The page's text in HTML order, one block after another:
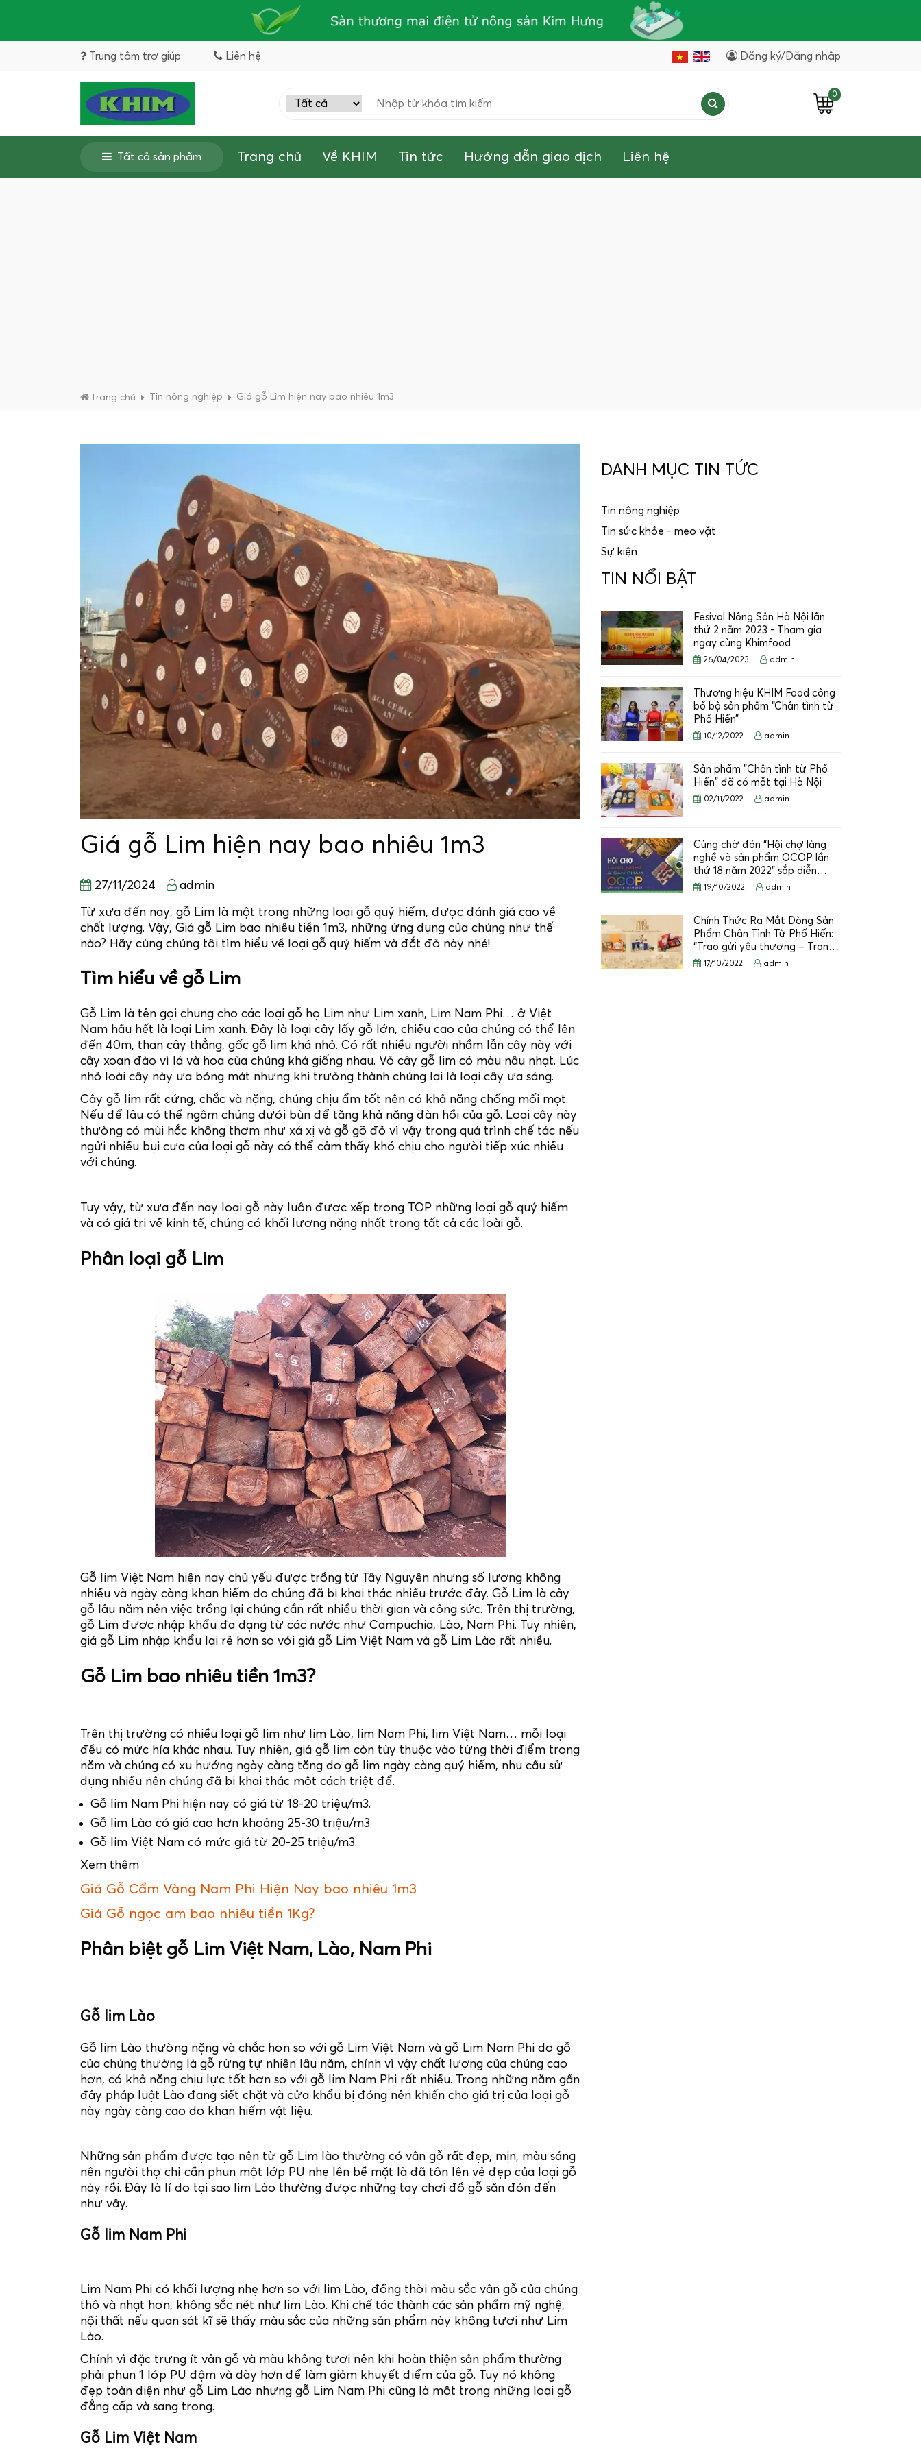
Trung tâm trợ giúp Liên hệ Đăng ký/Đăng nhập
0
Tất cả sản phẩm Trang chủ Về KHIM Tin tức Hướng dẫn giao dịch Liên hệ
Trang chủ Tin nông nghiệp Giá gỗ Lim hiện nay bao nhiêu 1m3
Giá gỗ Lim hiện nay bao nhiêu 1m3
27/11/2024 admin
Từ xưa đến nay, gỗ Lim là một trong những loại gỗ quý hiếm, được đánh giá cao về
chất lượng. Vậy, Giá gỗ Lim bao nhiêu tiền 1m3, những ứng dụng của chúng như thế
nào? Hãy cùng chúng tôi tìm hiểu về loại gỗ quý hiếm và đắt đỏ này nhé!
Tìm hiểu về gỗ Lim
Gỗ Lim là tên gọi chung cho các loại gỗ họ Lim như Lim xanh, Lim Nam Phi… ở Việt
Nam hầu hết là loại Lim xanh. Đây là loại cây lấy gỗ lớn, chiều cao của chúng có thể lên
đến 40m, than cây thẳng, gốc gỗ lim khá nhỏ. Có rất nhiều người nhầm lẫn cây này với
cây xoan đào vì lá và hoa của chúng khá giống nhau. Vỏ cây gỗ lim có màu nâu nhạt. Lúc
nhỏ loài cây này ưa bóng mát nhưng khi trưởng thành chúng lại là loại cây ưa sáng.
Cây gỗ lim rất cứng, chắc và nặng, chúng chịu ẩm tốt nên có khả năng chống mối mọt.
Nếu để lâu có thể ngâm chúng dưới bùn để tăng khả năng đàn hồi của gỗ. Loại cây này
thường có mùi hắc không thơm như xá xị và gỗ gõ đỏ vì vậy trong quá trình chế tác nếu
ngửi nhiều bụi cưa của loại gỗ này có thể cảm thấy khó chịu cho người tiếp xúc nhiều
với chúng.
Tuy vậy, từ xưa đến nay loại gỗ này luôn được xếp trong TOP những loại gỗ quý hiếm
và có giá trị về kinh tế, chúng có khối lượng nặng nhất trong tất cả các loài gỗ.
Phân loại gỗ Lim
Gỗ lim Việt Nam hiện nay chủ yếu được trồng từ Tây Nguyên nhưng số lượng không
nhiều và ngày càng khan hiếm do chúng đã bị khai thác nhiều trước đây. Gỗ Lim là cây
gỗ lâu năm nên việc trồng lại chúng cần rất nhiều thời gian và công sức. Trên thị trường,
gỗ Lim được nhập khẩu đa dạng từ các nước như Campuchia, Lào, Nam Phi. Tuy nhiên,
giá gỗ Lim nhập khẩu lại rẻ hơn so với giá gỗ Lim Việt Nam và gỗ Lim Lào rất nhiều.
Gỗ Lim bao nhiêu tiền 1m3?
Trên thị trường có nhiều loại gỗ lim như lim Lào, lim Nam Phi, lim Việt Nam… mỗi loại
đều có mức hía khác nhau. Tuy nhiên, giá gỗ lim còn tùy thuộc vào từng thời điểm trong
năm và chúng có xu hướng ngày càng tăng do gỗ lim ngày càng quý hiếm, nhu cầu sử
dụng nhiều nên chúng đã bị khai thác một cách triệt để.
Gỗ lim Nam Phi hiện nay có giá từ 18-20 triệu/m3.
Gỗ lim Lào có giá cao hơn khoảng 25-30 triệu/m3
Gỗ lim Việt Nam có mức giá từ 20-25 triệu/m3.
Xem thêm
Giá Gỗ Cẩm Vàng Nam Phi Hiện Nay bao nhiêu 1m3
Giá Gỗ ngọc am bao nhiêu tiền 1Kg?
Phân biệt gỗ Lim Việt Nam, Lào, Nam Phi
Gỗ lim Lào
Gỗ lim Lào thường nặng và chắc hơn so với gỗ Lim Việt Nam và gỗ Lim Nam Phi do gỗ
của chúng thường là gỗ rừng tự nhiên lâu năm, chính vì vậy chất lượng của chúng cao
hơn, có khả năng chịu lực tốt hơn so với gỗ lim Nam Phi rất nhiều. Trong những năm gần
đây pháp luật Lào đang siết chặt và cửa khẩu bị đóng nên khiến cho giá trị của loại gỗ
này ngày càng cao do khan hiếm vật liệu.
Những sản phẩm được tạo nên từ gỗ Lim lào thường có vân gỗ rất đẹp, mịn, màu sáng
nên người thợ chỉ cần phun một lớp PU nhẹ lên bề mặt là đã tôn lên vẻ đẹp của loại gỗ
này rồi. Đây là lí do tại sao lim Lào thường được những tay chơi đồ gỗ săn đón đến
như vậy.
Gỗ lim Nam Phi
Lim Nam Phi có khối lượng nhẹ hơn so với lim Lào, đồng thời màu sắc vân gỗ của chúng
thô và nhạt hơn, không sắc nét như lim Lào. Khi chế tác thành các sản phẩm mỹ nghệ,
nội thất nếu quan sát kĩ sẽ thấy màu sắc của những sản phẩm này không tươi như Lim
Lào.
Chính vì đặc trưng ít vân gỗ và màu không tươi nên khi hoàn thiện sản phẩm thường
phải phun 1 lớp PU đậm và dày hơn để làm giảm khuyết điểm của gỗ. Tuy nó không
đẹp toàn diện như gỗ Lim Lào nhưng gỗ Lim Nam Phi cũng là một trong những loại gỗ
đẳng cấp và sang trọng.
Gỗ Lim Việt Nam
DANH MỤC TIN TỨC
Tin nông nghiệp
Tin sức khỏe - mẹo vặt
Sự kiện
TIN NỔI BẬT
Fesival Nông Sản Hà Nội lần
thứ 2 năm 2023 - Tham gia
ngay cùng Khimfood
26/04/2023 admin
Thương hiệu KHIM Food công
bố bộ sản phẩm “Chân tình từ
Phố Hiến”
10/12/2022 admin
Sản phẩm "Chân tình từ Phố
Hiến" đã có mặt tại Hà Nội
02/11/2022 admin
Cùng chờ đón “Hội chợ làng
nghề và sản phẩm OCOP lần
thứ 18 năm 2022” sắp diễn…
19/10/2022 admin
Chính Thức Ra Mắt Dòng Sản
Phẩm Chân Tình Từ Phố Hiến:
“Trao gửi yêu thương – Trọn…
17/10/2022 admin